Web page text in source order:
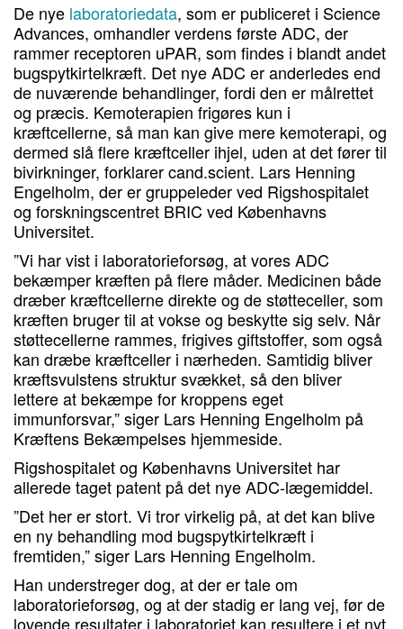
De nye laboratoriedata, som er publiceret i Science
Advances, omhandler verdens første ADC, der
rammer receptoren uPAR, som findes i blandt andet
bugspytkirtelkræft. Det nye ADC er anderledes end
de nuværende behandlinger, fordi den er målrettet
og præcis. Kemoterapien frigøres kun i
kræftcellerne, så man kan give mere kemoterapi, og
dermed slå flere kræftceller ihjel, uden at det fører til
bivirkninger, forklarer cand.scient. Lars Henning
Engelholm, der er gruppeleder ved Rigshospitalet
og forskningscentret BRIC ved Københavns
Universitet.
”Vi har vist i laboratorieforsøg, at vores ADC
bekæmper kræften på flere måder. Medicinen både
dræber kræftcellerne direkte og de støtteceller, som
kræften bruger til at vokse og beskytte sig selv. Når
støttecellerne rammes, frigives giftstoffer, som også
kan dræbe kræftceller i nærheden. Samtidig bliver
kræftsvulstens struktur svækket, så den bliver
lettere at bekæmpe for kroppens eget
immunforsvar,” siger Lars Henning Engelholm på
Kræftens Bekæmpelses hjemmeside.
Rigshospitalet og Københavns Universitet har
allerede taget patent på det nye ADC-lægemiddel.
”Det her er stort. Vi tror virkelig på, at det kan blive
en ny behandling mod bugspytkirtelkræft i
fremtiden,” siger Lars Henning Engelholm.
Han understreger dog, at der er tale om
laboratorieforsøg, og at der stadig er lang vej, før de
lovende resultater i laboratoriet kan resultere i et nyt